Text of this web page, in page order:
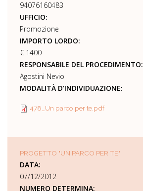
94076160483
UFFICIO:
Promozione
IMPORTO LORDO:
€ 1400
RESPONSABILE DEL PROCEDIMENTO:
Agostini Nevio
MODALITÀ D'INDIVIDUAZIONE:
478_Un parco per te.pdf
PROGETTO "UN PARCO PER TE"
DATA:
07/12/2012
NUMERO DETERMINA: